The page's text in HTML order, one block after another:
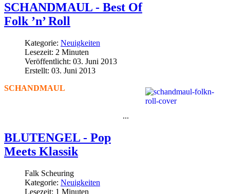
SCHANDMAUL - Best Of
Folk ’n’ Roll
Kategorie: Neuigkeiten
Lesezeit: 2 Minuten
Veröffentlicht: 03. Juni 2013
Erstellt: 03. Juni 2013
SCHANDMAUL
...
BLUTENGEL - Pop
Meets Klassik
Falk Scheuring
Kategorie: Neuigkeiten
Lesezeit: 1 Minuten